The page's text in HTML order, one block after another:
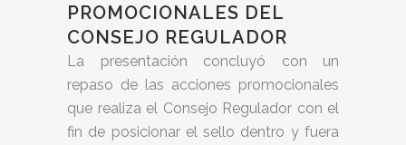
PROMOCIONALES DEL
CONSEJO REGULADOR
La presentación concluyó con un
repaso de las acciones promocionales
que realiza el Consejo Regulador con el
fin de posicionar el sello dentro y fuera